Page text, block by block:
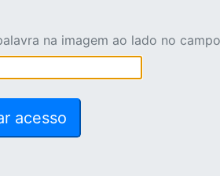
na imagem ao lado no